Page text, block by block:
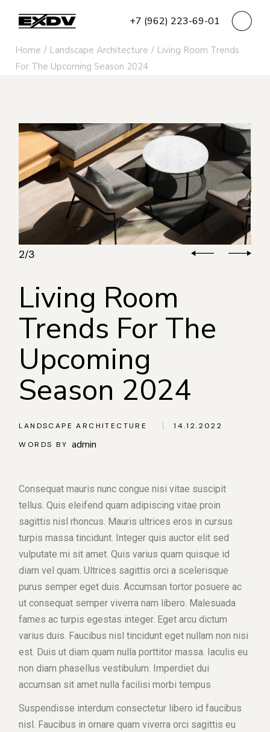
+7 (962) 223-69-01
Home Landscape Architecture
Living Room Trends
For The Upcoming Season 2024
3/3
Living Room
Trends For The
Upcoming
Season 2024
LANDSCAPE ARCHITECTURE
14.12.2022
WORDS BY admin
Consequat mauris nunc congue nisi vitae suscipit
tellus. Quis eleifend quam adipiscing vitae proin
sagittis nisl rhoncus. Mauris ultrices eros in cursus
turpis massa tincidunt. Integer quis auctor elit sed
vulputate mi sit amet. Quis varius quam quisque id
diam vel quam. Ultrices sagittis orci a scelerisque
purus semper eget duis. Accumsan tortor posuere ac
ut consequat semper viverra nam libero. Malesuada
fames ac turpis egestas integer. Eget arcu dictum
varius duis. Faucibus nisl tincidunt eget nullam non nisi
est. Duis ut diam quam nulla porttitor massa. Iaculis eu
non diam phasellus vestibulum. Imperdiet dui
accumsan sit amet nulla facilisi morbi tempus
Suspendisse interdum consectetur libero id faucibus
nisl. Faucibus in ornare quam viverra orci sagittis eu